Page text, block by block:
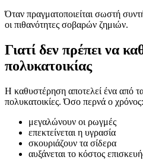
Όταν πραγματοποιείται σωστή
οι πιθανότητες σοβαρών ζημιών.
Γιατί δεν πρέπει να
πολυκατοικίας
Η καθυστέρηση αποτελεί ένα από
πολυκατοικίες. Όσο περνά ο χρόνος:
μεγαλώνουν οι ρωγμές
επεκτείνεται η υγρασία
σκουριάζουν τα σίδερα
αυξάνεται το κόστος